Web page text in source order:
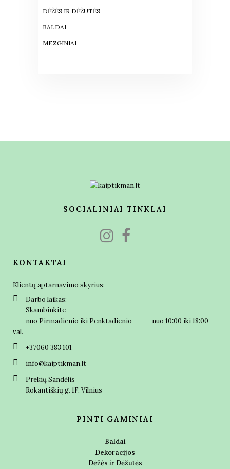
DĖŽĖS IR DĖŽUTĖS
BALDAI
MEZGINIAI
SOCIALINIAI TINKLAI
KONTAKTAI
Klientų aptarnavimo skyrius:
Darbo laikas:
Skambinkite
nuo Pirmadienio iki Penktadienio nuo 10:00 iki 18:00
val.
+37060 383 101
info@kaiptikman.lt
Prekių Sandėlis
Rokantiškių g. 1F, Vilnius
PINTI GAMINIAI
Baldai
Dekoracijos
Dėžės ir Dėžutės